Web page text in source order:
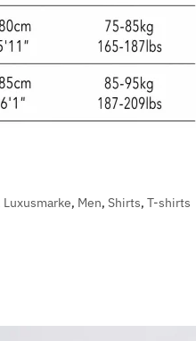
Luxusmarke, Men, Shirts, T-shirts